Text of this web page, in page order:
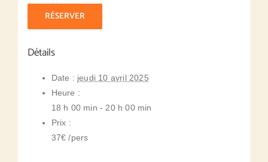
RÉSERVER
Détails
Date : jeudi 10 avril 2025
Heure :
18 h 00 min - 20 h 00 min
Prix :
37€ /pers